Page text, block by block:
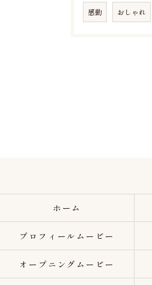
感動 おしゃれ
ホーム
プロフィールムービー
オープニングムービー